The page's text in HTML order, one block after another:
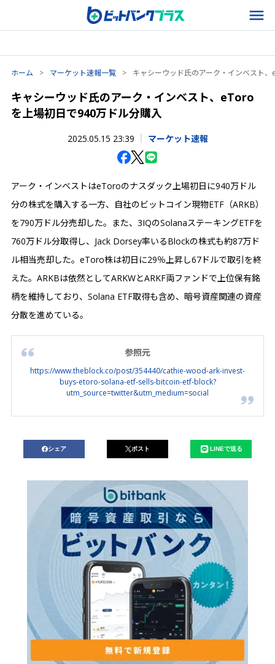
ホーム > マーケット速報一覧 > キャシーウッド氏のアーク・インベスト
キャシーウッド氏のアーク・インベスト、eToro
を上場初日で940万ドル分購入
2025.05.15 23:39 マーケット速報
アーク・インベストはeToroのナスダック上場初日に940万ドル
分の株式を購入する一方、自社のビットコイン現物ETF（ARKB）
を790万ドル分売却した。また、3IQのSolanaステーキングETFを
760万ドル分取得し、Jack Dorsey率いるBlockの株式も約87万ド
ル相当売却した。eToro株は初日に29％上昇し67ドルで取引を終
えた。ARKBは依然としてARKWとARKF両ファンドで上位保有銘
柄を維持しており、Solana ETF取得も含め、暗号資産関連の資産
分散を進めている。
参照元
https://www.theblock.co/post/354440/cathie-wood-ark-invest-
buys-etoro-solana-etf-sells-bitcoin-etf-block?
utm_source=twitter&utm_medium=social
シェア ポスト LINEで送る